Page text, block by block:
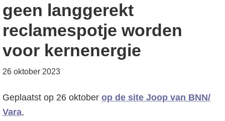
n
a
d
h
o
c
o
e
n
a
d
e
e
geen langgerekt
reclamespotje worden
voor kernenergie
26 oktober 2023
Geplaatst op 26 oktober op de site Joop van BNN/
Vara,